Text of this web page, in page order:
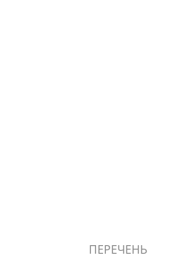
ПЕРЕЧЕНЬ